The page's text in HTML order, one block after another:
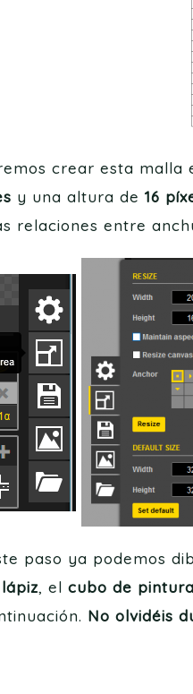
crear esta
y una altura de 16
relaciones entre
paso ya podemos
lápiz, el cubo de pintura
No olvidéis